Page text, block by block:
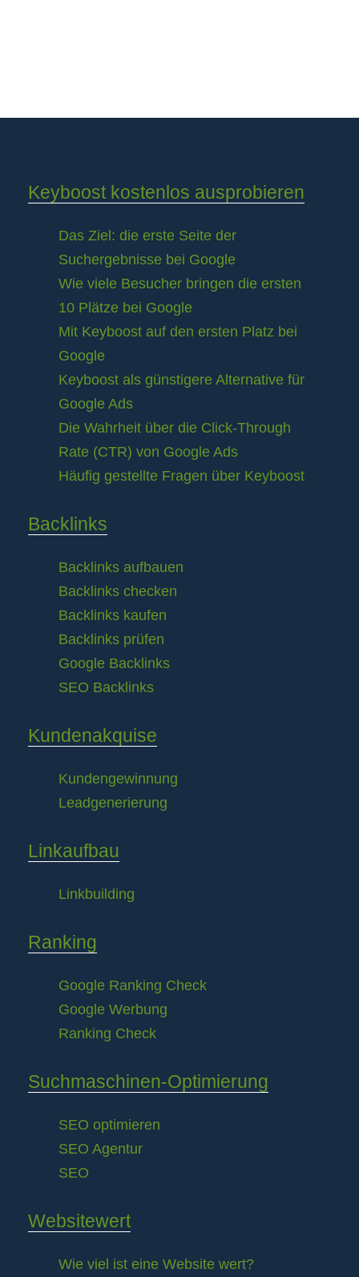
Keyboost kostenlos ausprobieren
Das Ziel: die erste Seite der
Suchergebnisse bei Google
Wie viele Besucher bringen die ersten
10 Plätze bei Google
Mit Keyboost auf den ersten Platz bei
Google
Keyboost als günstigere Alternative für
Google Ads
Die Wahrheit über die Click-Through
Rate (CTR) von Google Ads
Häufig gestellte Fragen über Keyboost
Backlinks
Backlinks aufbauen
Backlinks checken
Backlinks kaufen
Backlinks prüfen
Google Backlinks
SEO Backlinks
Kundenakquise
Kundengewinnung
Leadgenerierung
Linkaufbau
Linkbuilding
Ranking
Google Ranking Check
Google Werbung
Ranking Check
Suchmaschinen-Optimierung
SEO optimieren
SEO Agentur
SEO
Websitewert
Wie viel ist eine Website wert?